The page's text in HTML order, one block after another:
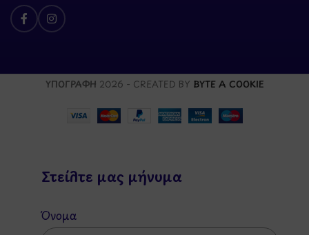
ΥΠΟΓΡΑΦΗ 2026 - CREATED BY BYTE A COOKIE
Στείλτε μας μήνυμα
Όνομα